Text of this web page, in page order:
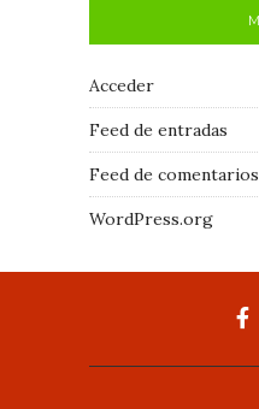
Acceder
Feed de entradas
Feed de comentarios
WordPress.org